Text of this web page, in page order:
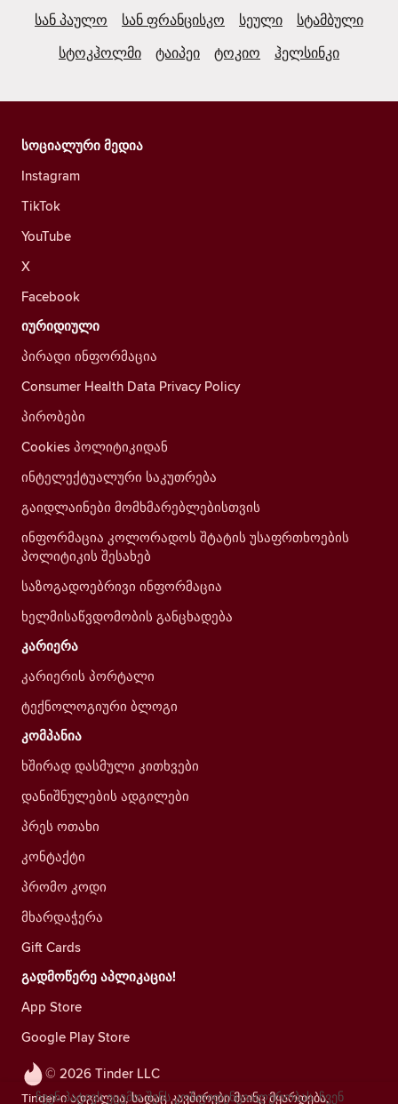
სან პაულო
სან ფრანცისკო სეული
სტამბული
სტოკჰოლმი
ტაიპეი ტოკიო ჰელსინკი
© 2026 Tinder LLC
Tinder-ი ადგილია, სადაც კავშირები მაინც მყარდება,
სოციალური მედია
Instagram
TikTok
YouTube
X
Facebook
იურიდიული
პირადი ინფორმაცია
Consumer Health Data Privacy Policy
პირობები
Cookies პოლიტიკიდან
ინტელექტუალური საკუთრება
გაიდლაინები მომხმარებლებისთვის
ინფორმაცია კოლორადოს შტატის უსაფრთხოების
პოლიტიკის შესახებ
საზოგადოებრივი ინფორმაცია
ხელმისაწვდომობის განცხადება
კარიერა
კარიერის პორტალი
ტექნოლოგიური ბლოგი
კომპანია
ხშირად დასმული კითხვები
დანიშნულების ადგილები
პრეს ოთახი
კონტაქტი
პრომო კოდი
მხარდაჭერა
Gift Cards
გადმოწერე აპლიკაცია!
App Store
Google Play Store
ჩვენ პატივს ვცემთ შენს კონფიდენციალურობას. ჩვენ